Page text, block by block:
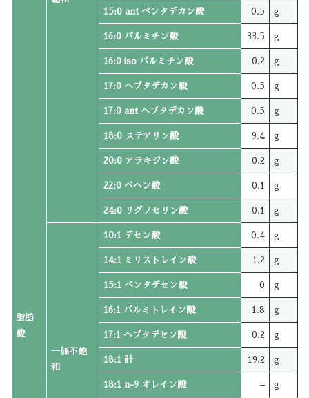
脂肪
酸
15:0 ant ペンタデカン酸 0.5 g
16:0 パルミチン酸 33.5 g
16:0 iso パルミチン酸 0.2 g
17:0 ヘプタデカン酸 0.5 g
17:0 ant ヘプタデカン酸 0.5 g
18:0 ステアリン酸 9.4 g
20:0 アラキジン酸 0.2 g
22:0 ベヘン酸 0.1 g
24:0 リグノセリン酸 0.1 g
一価不飽
和
10:1 デセン酸 0.4 g
14:1 ミリストレイン酸 1.2 g
15:1 ペンタデセン酸 0 g
16:1 パルミトレイン酸 1.8 g
17:1 ヘプタデセン酸 0.2 g
18:1 計 19.2 g
18:1 n-9 オレイン酸 – g